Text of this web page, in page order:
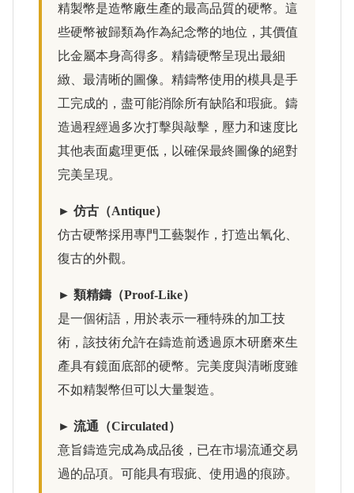
精製幣是造幣廠生產的最高品質的硬幣。這
些硬幣被歸類為作為紀念幣的地位，其價值
比金屬本身高得多。精鑄硬幣呈現出最細
緻、最清晰的圖像。精鑄幣使用的模具是手
工完成的，盡可能消除所有缺陷和瑕疵。鑄
造過程經過多次打擊與敲擊，壓力和速度比
其他表面處理更低，以確保最終圖像的絕對
完美呈現。
► 仿古（Antique）
仿古硬幣採用專門工藝製作，打造出氧化、
復古的外觀。
► 類精鑄（Proof-Like）
是一個術語，用於表示一種特殊的加工技
術，該技術允許在鑄造前透過原木研磨來生
產具有鏡面底部的硬幣。完美度與清晰度雖
不如精製幣但可以大量製造。
► 流通（Circulated）
意旨鑄造完成為成品後，已在市場流通交易
過的品項。可能具有瑕疵、使用過的痕跡。